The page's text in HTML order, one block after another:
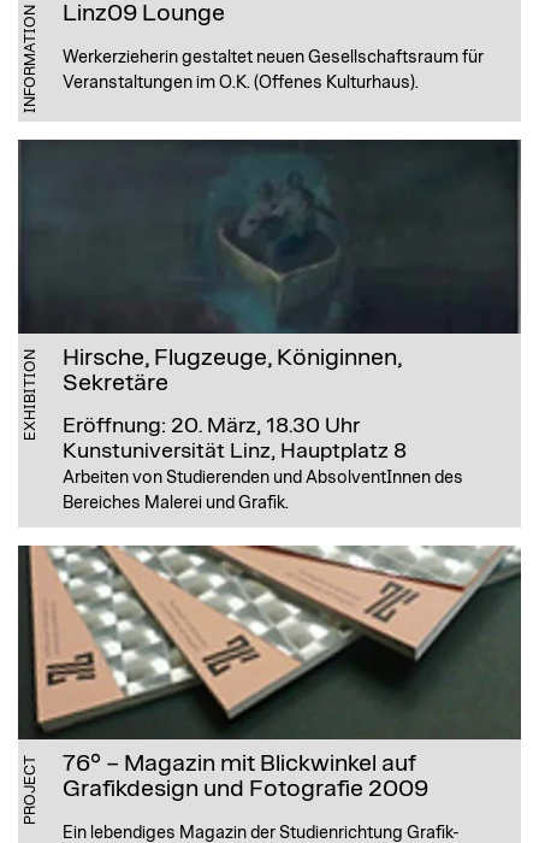
INFORMATION Linz09 Lounge
Werkerzieherin gestaltet neuen Gesellschaftsraum für
Veranstaltungen im O.K. (Offenes Kulturhaus).
EXHIBITION
Hirsche, Flugzeuge, Königinnen,
Sekretäre
Eröffnung: 20. März, 18.30 Uhr
Kunstuniversität Linz, Hauptplatz 8
Arbeiten von Studierenden und AbsolventInnen des
Bereiches Malerei und Grafik.
PROJECT
76° – Magazin mit Blickwinkel auf
Grafikdesign und Fotografie 2009
Ein lebendiges Magazin der Studienrichtung Grafik-